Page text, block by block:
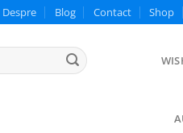
Despre Blog Contact Shop